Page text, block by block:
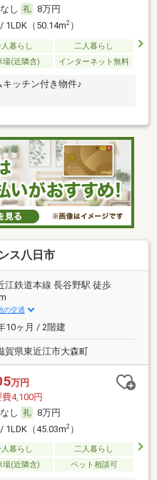
なし
8万円
1LDK（50.14m2）
暮らし
二人暮らし
場(近隣含) インターネット無料
ッチン付き物件♪
ス八日市
江鉄道本線 長谷野駅 徒歩
の交通
10ヶ月 / 2階建
賀県東近江市大森町
万円
4,100円
なし
8万円
1LDK（45.03m2）
暮らし
二人暮らし
場(近隣含) ペット相談可